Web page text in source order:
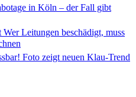
in Köln – der Fall gibt
Wer Leitungen beschädigt, muss
Foto zeigt neuen Klau-Trend